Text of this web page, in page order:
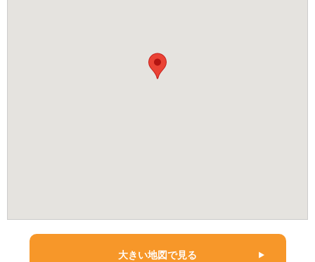
大きい地図で見る